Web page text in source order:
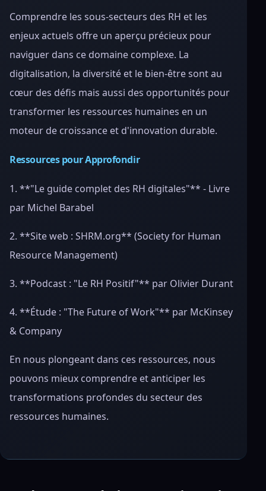
Comprendre les sous-secteurs des RH et les
enjeux actuels offre un aperçu précieux pour
naviguer dans ce domaine complexe. La
digitalisation, la diversité et le bien-être sont au
cœur des défis mais aussi des opportunités pour
transformer les ressources humaines en un
moteur de croissance et d'innovation durable.
Ressources pour Approfondir
1. **"Le guide complet des RH digitales"** - Livre
par Michel Barabel
2. **Site web : SHRM.org** (Society for Human
Resource Management)
3. **Podcast : "Le RH Positif"** par Olivier Durant
4. **Étude : "The Future of Work"** par McKinsey
& Company
En nous plongeant dans ces ressources, nous
pouvons mieux comprendre et anticiper les
transformations profondes du secteur des
ressources humaines.